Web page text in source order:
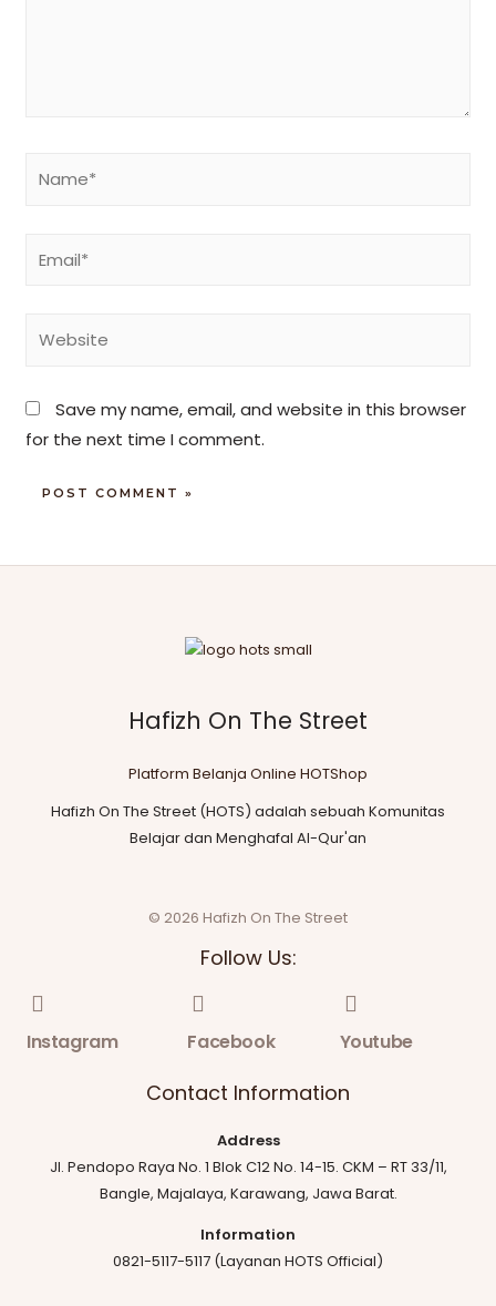
Save my name, email, and website in this browser
for the next time I comment.
Hafizh On The Street
Platform Belanja Online HOTShop
Hafizh On The Street (HOTS) adalah sebuah Komunitas
Belajar dan Menghafal Al-Qur'an
© 2026 Hafizh On The Street
Follow Us:
Instagram Facebook Youtube
Contact Information
Address
Jl. Pendopo Raya No. 1 Blok C12 No. 14-15. CKM – RT 33/11,
Bangle, Majalaya, Karawang, Jawa Barat.
Information
0821-5117-5117 (Layanan HOTS Official)